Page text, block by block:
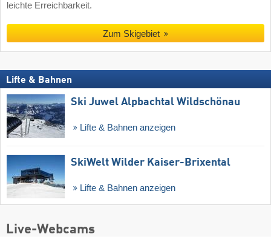
leichte Erreichbarkeit.
Zum Skigebiet
Lifte & Bahnen
Ski Juwel Alpbachtal Wildschönau
Lifte & Bahnen anzeigen
SkiWelt Wilder Kaiser-Brixental
Lifte & Bahnen anzeigen
Live-Webcams